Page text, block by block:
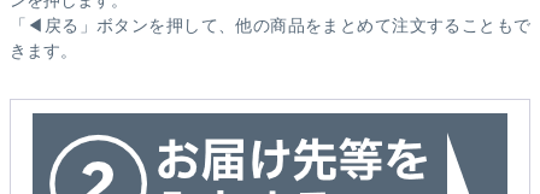
「◀戻る」ボタンを押して、他の商品をまとめて注文することもで
きます。